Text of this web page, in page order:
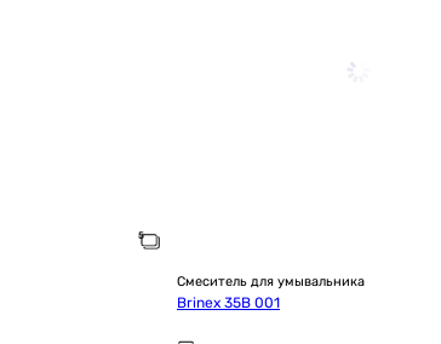
Смеситель для умывальника
Brinex 35B 001